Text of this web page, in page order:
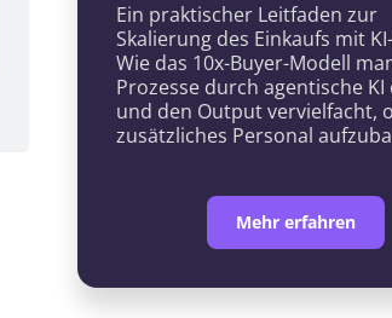
Ein praktischer Leitfaden zur
Skalierung des Einkaufs mit
Wie das 10x-Buyer-Modell
Prozesse durch agentische
und den Output vervielfacht,
zusätzliches Personal
Mehr erfahren